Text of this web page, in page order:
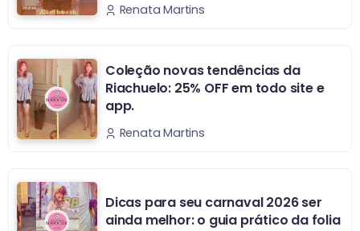
Renata Martins
Coleção novas tendências da
Riachuelo: 25% OFF em todo site e
app.
Renata Martins
Dicas para seu carnaval 2026 ser
ainda melhor: o guia prático da folia